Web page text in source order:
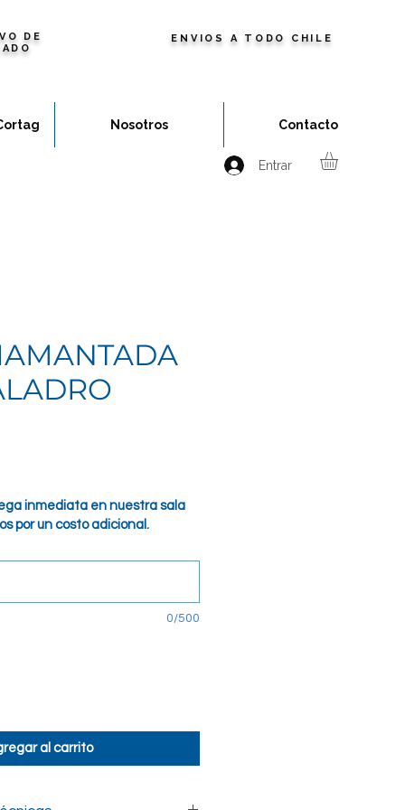
DE
ENVIOS A TODO CHILE
Nosotros Contacto
Entrar
inmediata en nuestra sala
por un costo adicional.
0/500
al carrito